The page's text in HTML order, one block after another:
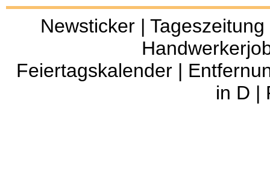
Newsticker| Tageszeitung
Feiertagskalender|
in D |